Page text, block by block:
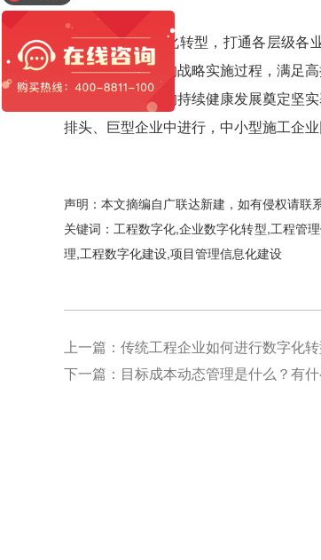
施工企业的信息化转型，打通各层级
系，形成更清晰的战略实施过程，满足
竞争力，为企业的持续健康发展奠定坚
排头、巨型企业中进行，中小型施工企
声明：本文摘编自广联达新建，如有侵权请联
关键词：工程数字化,企业数字化转型,工程管
理,工程数字化建设,项目管理信息化建设
上一篇： 传统工程企业如何进行数字化
下一篇： 目标成本动态管理是什么？有
售后客服